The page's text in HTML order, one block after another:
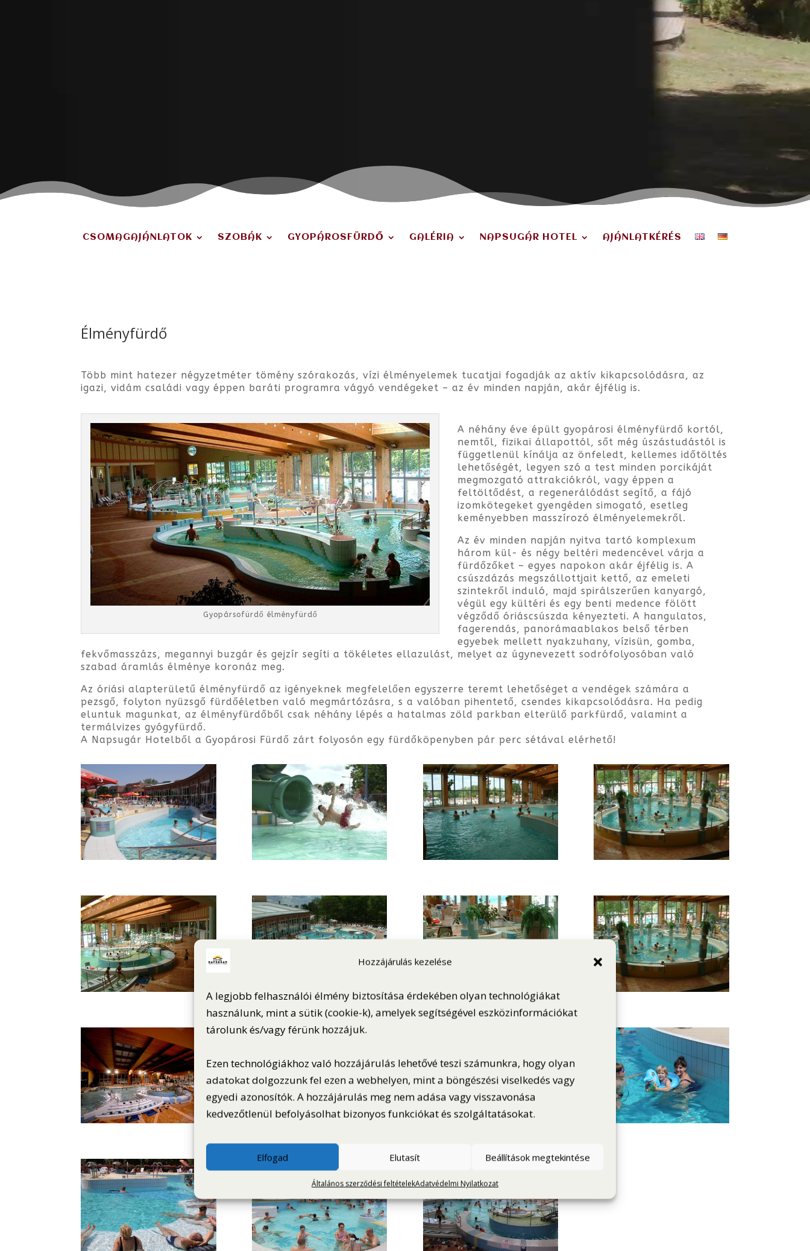
Hozzájárulás kezelése
A legjobb felhasználói élmény biztosítása érdekében olyan technológiákat
használunk, mint a sütik (cookie-k), amelyek segítségével eszközinformációkat
tárolunk és/vagy férünk hozzájuk.
Ezen technológiákhoz való hozzájárulás lehetővé teszi számunkra, hogy olyan
adatokat dolgozzunk fel ezen a webhelyen, mint a böngészési viselkedés vagy
egyedi azonosítók. A hozzájárulás meg nem adása vagy visszavonása
kedvezőtlenül befolyásolhat bizonyos funkciókat és szolgáltatásokat.
Elfogad Elutasít Beállítások megtekintése
Általános szerződési feltételekAdatvédelmi Nyilatkozat
CSOMAGAJÁNLATOK SZOBÁK GYOPÁROSFÜRDŐ GALÉRIA NAPSUGÁR HOTEL AJÁNLATKÉRÉS
Élményfürdő
Több mint hatezer négyzetméter tömény szórakozás, vízi élményelemek tucatjai fogadják az aktív kikapcsolódásra, az
igazi, vidám családi vagy éppen baráti programra vágyó vendégeket – az év minden napján, akár éjfélig is.
Gyopársofürdő élményfürdő
A néhány éve épült gyopárosi élményfürdő kortól,
nemtől, fizikai állapottól, sőt még úszástudástól is
függetlenül kínálja az önfeledt, kellemes időtöltés
lehetőségét, legyen szó a test minden porcikáját
megmozgató attrakciókról, vagy éppen a
feltöltődést, a regenerálódást segítő, a fájó
izomkötegeket gyengéden simogató, esetleg
keményebben masszírozó élményelemekről.
Az év minden napján nyitva tartó komplexum
három kül- és négy beltéri medencével várja a
fürdőzőket – egyes napokon akár éjfélig is. A
csúszdázás megszállottjait kettő, az emeleti
szintekről induló, majd spirálszerűen kanyargó,
végül egy kültéri és egy benti medence fölött
végződő óriáscsúszda kényezteti. A hangulatos,
fagerendás, panorámaablakos belső térben
egyebek mellett nyakzuhany, vízisün, gomba,
fekvőmasszázs, megannyi buzgár és gejzír segíti a tökéletes ellazulást, melyet az úgynevezett sodrófolyosóban való
szabad áramlás élménye koronáz meg.
Az óriási alapterületű élményfürdő az igényeknek megfelelően egyszerre teremt lehetőséget a vendégek számára a
pezsgő, folyton nyüzsgő fürdőéletben való megmártózásra, s a valóban pihentető, csendes kikapcsolódásra. Ha pedig
eluntuk magunkat, az élményfürdőből csak néhány lépés a hatalmas zöld parkban elterülő parkfürdő, valamint a
termálvizes gyógyfürdő.
A Napsugár Hotelből a Gyopárosi Fürdő zárt folyosón egy fürdőköpenyben pár perc sétával elérhető!